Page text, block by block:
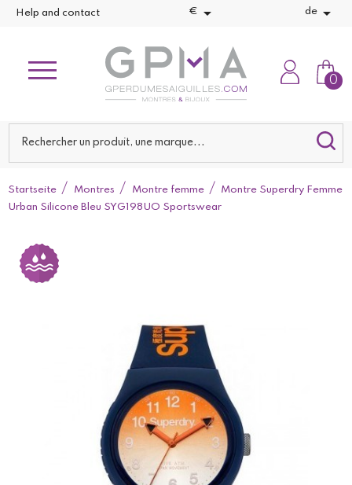
Help and contact €  de 
0
Startseite Montres Montre femme
Montre Superdry Femme
Urban Silicone Bleu SYG198UO Sportswear